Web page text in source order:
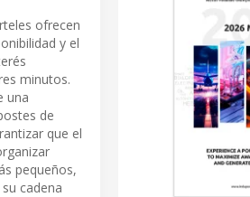
ofrecen
y el
minutos.
una
de
que el
pequeños,
cadena